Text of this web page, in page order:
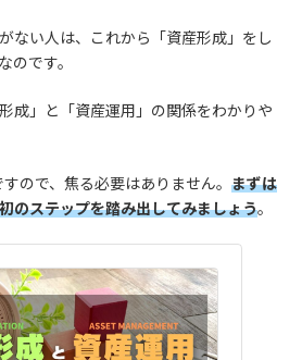
ない人は、これから「資産形成」をし
のです。
成」と「資産運用」の関係をわかりや
ので、焦る必要はありません。 まずは
のステップを踏み出してみましょう。